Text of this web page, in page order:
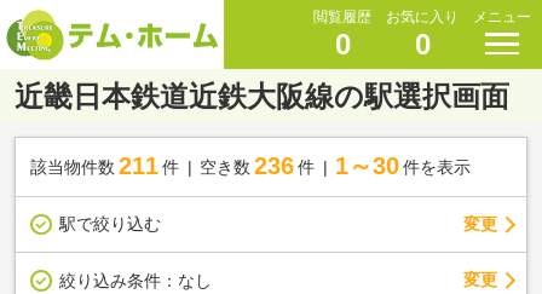
閲覧履歴
0
お気に入り
0
メニュー
近畿日本鉄道近鉄大阪線の駅選択画面
該当物件数 211件 空き数 236 件 1～30 件を表示
駅で絞り込む 変更
絞り込み条件： なし 変更